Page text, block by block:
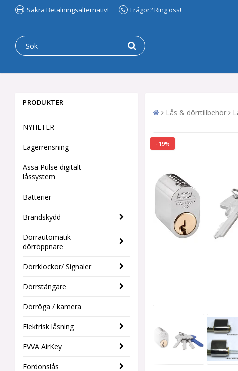
Säkra Betalningsalternativ! Frågor? Ring oss!
PRODUKTER
NYHETER
Lagerrensning
Assa Pulse digitalt
låssystem
Batterier
Brandskydd
Dörrautomatik
dörröppnare
Dörrklockor/ Signaler
Dörrstängare
Dörröga / kamera
Elektrisk låsning
EVVA AirKey
Fordonslås
Lås & dörrtillbehör
- 19%